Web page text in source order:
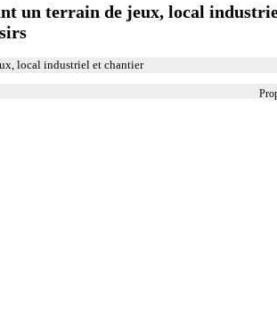
un terrain de jeux, local
local industriel et chantier